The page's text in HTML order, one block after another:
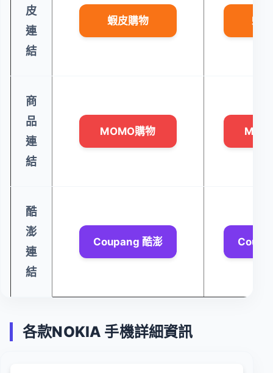
皮
連
結
蝦皮購物 蝦
商
品
連
結
MOMO購物
酷
澎
連
結
Coupang 酷澎
各款NOKIA 手機詳細資訊